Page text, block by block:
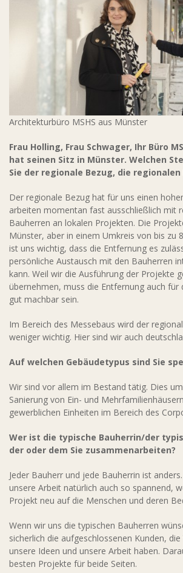
Architekturbüro MSHS aus Münster
Frau Holling, Frau Schwager, Ihr Büro
hat seinen Sitz in Münster. Welchen
Sie der regionale Bezug, die regionalen
Der regionale Bezug hat für uns einen
arbeiten momentan fast ausschließlich mit
Bauherren an lokalen Projekten. Die
Münster, aber in einem Umkreis von bis zu
ist uns wichtig, dass die Entfernung es
persönliche Austausch mit den Bauherren
kann. Weil wir die Ausführung der Projekte
übernehmen, muss die Entfernung auch für
gut machbar sein.
Im Bereich des Messebaus wird der
weniger wichtig. Hier sind wir auch
Auf welchen Gebäudetypus sind Sie
Wir sind vor allem im Bestand tätig. Dies
Sanierung von Ein- und
gewerblichen Einheiten im Bereich des
Wer ist die typische Bauherrin/der
der oder dem Sie zusammenarbeiten?
Jeder Bauherr und jede Bauherrin ist
unsere Arbeit natürlich auch so spannend,
Projekt neu auf die Menschen und deren
Wenn wir uns die typischen Bauherren
sicherlich die aufgeschlossenen Kunden,
unsere Ideen und unsere Arbeit haben.
besten Projekte für beide Seiten.